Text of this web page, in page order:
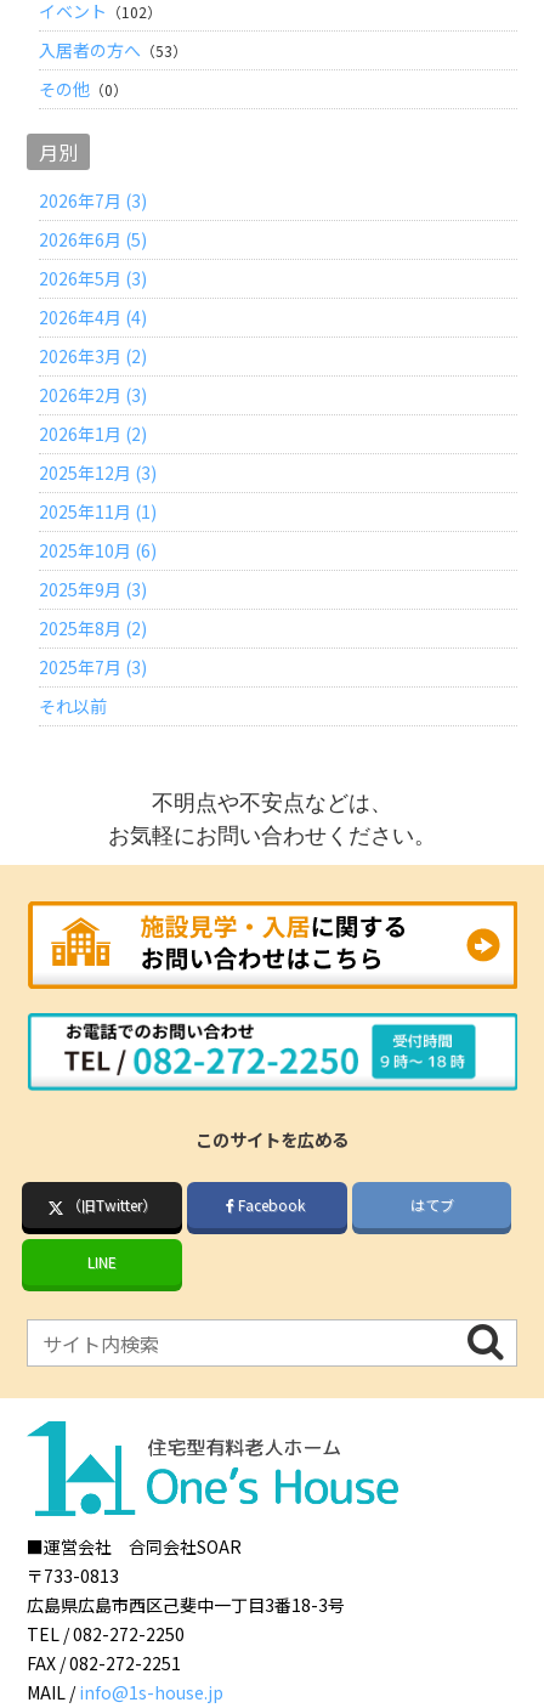
イベント （102）
入居者の方へ （53）
その他 （0）
月別
2026年7月 (3)
2026年6月 (5)
2026年5月 (3)
2026年4月 (4)
2026年3月 (2)
2026年2月 (3)
2026年1月 (2)
2025年12月 (3)
2025年11月 (1)
2025年10月 (6)
2025年9月 (3)
2025年8月 (2)
2025年7月 (3)
それ以前
不明点や不安点などは、
お気軽にお問い合わせください。
このサイトを広める
（旧Twitter） Facebook はてブ
LINE
■運営会社 合同会社SOAR
〒733-0813
広島県広島市西区己斐中一丁目3番18-3号
TEL /082-272-2250
FAX /082-272-2251
MAIL /info@1s-house.jp